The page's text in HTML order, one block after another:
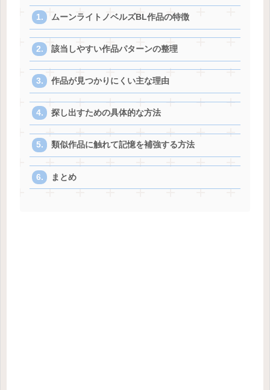
ムーンライトノベルズBL作品の特徴
該当しやすい作品パターンの整理
作品が見つかりにくい主な理由
探し出すための具体的な方法
類似作品に触れて記憶を補強する方法
まとめ